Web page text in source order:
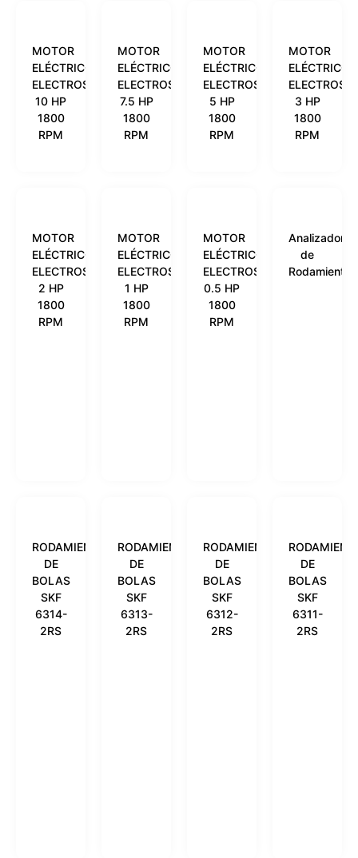
MOTOR
ELÉCTRICO
ELECTROSHOP
10 HP
1800
RPM
MOTOR
ELÉCTRICO
ELECTROSHOP
7.5 HP
1800
RPM
MOTOR
ELÉCTRICO
ELECTROSHOP
5 HP
1800
RPM
MOTOR
ELÉCTRICO
3 HP
1800
RPM
MOTOR
ELÉCTRICO
ELECTROSHOP
2 HP
1800
RPM
MOTOR
ELÉCTRICO
ELECTROSHOP
1 HP
1800
RPM
MOTOR
ELÉCTRICO
ELECTROSHOP
0.5 HP
1800
RPM
Analizador
de
Rodamientos
RODAMIENTO
DE
BOLAS
SKF
6314-
2RS
RODAMIENTO
DE
BOLAS
SKF
6313-
2RS
RODAMIENTO
DE
BOLAS
SKF
6312-
2RS
DE
BOLAS
SKF
6311-
2RS